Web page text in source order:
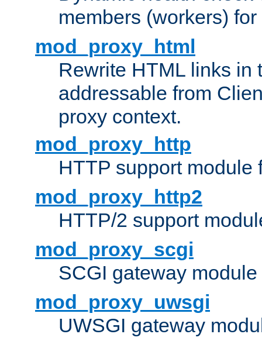
members (workers) for
mod_proxy_html
Rewrite HTML links in
addressable from
proxy context.
mod_proxy_http
HTTP support module
mod_proxy_http2
HTTP/2 support
mod_proxy_scgi
SCGI gateway
mod_proxy_uwsgi
UWSGI gateway